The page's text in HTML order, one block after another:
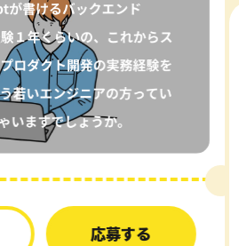
応募する